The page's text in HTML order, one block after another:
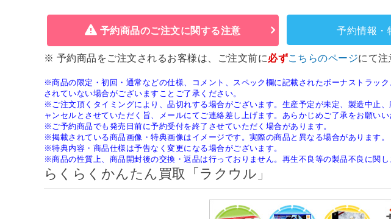
予約商品のご注文に関する注意 予約情報・
※ 予約商品をご注文されるお客様は、ご注文前に必ずこちらのページにて注
※商品の限定・初回・通常などの仕様、コメント、スペック欄に記載されたボーナストラッ
されていない場合がございますことご了承ください。
※ご注文頂くタイミングにより、品切れする場合がございます。生産予定が未定、製造中止
ャンセルとさせていただく旨、メールにてご連絡差し上げます。あらかじめご了承をお願いい
※ご予約商品でも発売日前に予約受付を終了させていただく場合があります。
※掲載されている商品画像・特典画像はイメージです。実際の商品と異なる場合があります。
※特典内容・商品仕様は予告なく変更になる場合がございます。
※商品の性質上、商品開封後の交換・返品は行っておりません。再生不良等の製品不良に関
らくらくかんたん買取「ラクウル」